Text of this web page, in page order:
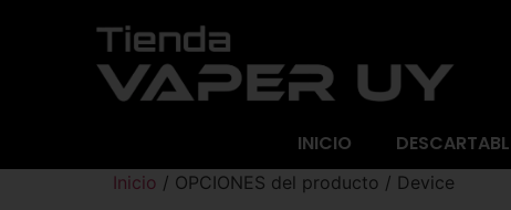
INICIO
Inicio / OPCIONES del producto / Device